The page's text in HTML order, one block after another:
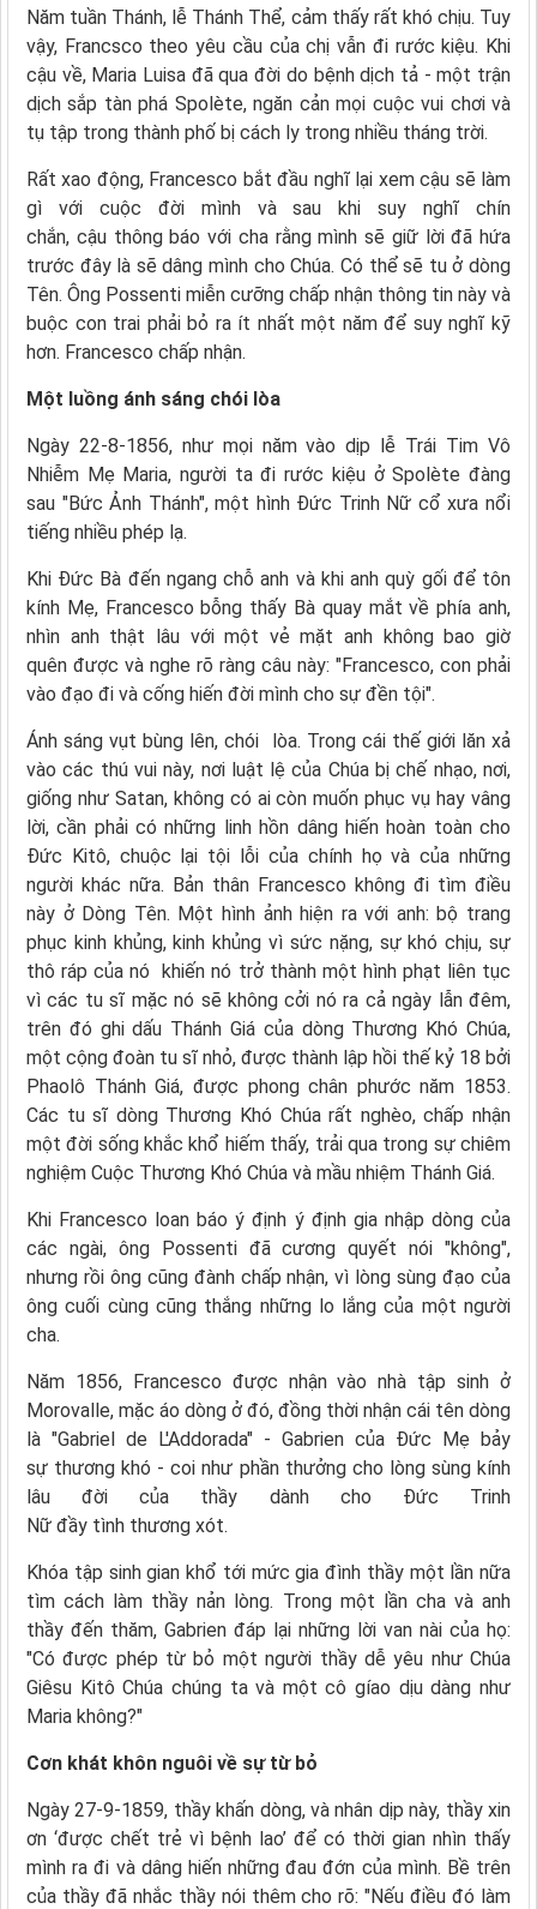
Năm tuần Thánh, lễ Thánh Thể, cảm thấy rất khó chịu. Tuy
vậy, Francsco theo yêu cầu của chị vẫn đi rước kiệu. Khi
cậu về, Maria Luisa đã qua đời do bệnh dịch tả - một trận
dịch sắp tàn phá Spolète, ngăn cản mọi cuộc vui chơi và
tụ tập trong thành phố bị cách ly trong nhiều tháng trời.
Rất xao động, Francesco bắt đầu nghĩ lại xem cậu sẽ làm
gì với cuộc đời mình và sau khi suy nghĩ chín
chắn, cậu thông báo với cha rằng mình sẽ giữ lời đã hứa
trước đây là sẽ dâng mình cho Chúa. Có thể sẽ tu ở dòng
Tên. Ông Possenti miễn cưỡng chấp nhận thông tin này và
buộc con trai phải bỏ ra ít nhất một năm để suy nghĩ kỹ
hơn. Francesco chấp nhận.
Một luồng ánh sáng chói lòa
Ngày 22-8-1856, như mọi năm vào dịp lễ Trái Tim Vô
Nhiễm Mẹ Maria, người ta đi rước kiệu ở Spolète đàng
sau "Bức Ảnh Thánh", một hình Đức Trinh Nữ cổ xưa nổi
tiếng nhiều phép lạ.
Khi Đức Bà đến ngang chỗ anh và khi anh quỳ gối để tôn
kính Mẹ, Francesco bỗng thấy Bà quay mắt về phía anh,
nhìn anh thật lâu với một vẻ mặt anh không bao giờ
quên được và nghe rõ ràng câu này: "Francesco, con phải
vào đạo đi và cống hiến đời mình cho sự đền tội".
Ánh sáng vụt bùng lên, chói lòa. Trong cái thế giới lăn xả
vào các thú vui này, nơi luật lệ của Chúa bị chế nhạo, nơi,
giống như Satan, không có ai còn muốn phục vụ hay vâng
lời, cần phải có những linh hồn dâng hiến hoàn toàn cho
Đức Kitô, chuộc lại tội lỗi của chính họ và của những
người khác nữa. Bản thân Francesco không đi tìm điều
này ở Dòng Tên. Một hình ảnh hiện ra với anh: bộ trang
phục kinh khủng, kinh khủng vì sức nặng, sự khó chịu, sự
thô ráp của nó khiến nó trở thành một hình phạt liên tục
vì các tu sĩ mặc nó sẽ không cởi nó ra cả ngày lẫn đêm,
trên đó ghi dấu Thánh Giá của dòng Thương Khó Chúa,
một cộng đoàn tu sĩ nhỏ, được thành lập hồi thế kỷ 18 bởi
Phaolô Thánh Giá, được phong chân phước năm 1853.
Các tu sĩ dòng Thương Khó Chúa rất nghèo, chấp nhận
một đời sống khắc khổ hiếm thấy, trải qua trong sự chiêm
nghiệm Cuộc Thương Khó Chúa và mầu nhiệm Thánh Giá.
Khi Francesco loan báo ý định ý định gia nhập dòng của
các ngài, ông Possenti đã cương quyết nói "không",
nhưng rồi ông cũng đành chấp nhận, vì lòng sùng đạo của
ông cuối cùng cũng thắng những lo lắng của một người
cha.
Năm 1856, Francesco được nhận vào nhà tập sinh ở
Morovalle, mặc áo dòng ở đó, đồng thời nhận cái tên dòng
là "Gabriel de L'Addorada" - Gabrien của Đức Mẹ bảy
sự thương khó - coi như phần thưởng cho lòng sùng kính
lâu đời của thầy dành cho Đức Trinh
Nữ đầy tình thương xót.
Khóa tập sinh gian khổ tới mức gia đình thầy một lần nữa
tìm cách làm thầy nản lòng. Trong một lần cha và anh
thầy đến thăm, Gabrien đáp lại những lời van nài của họ:
"Có được phép từ bỏ một người thầy dễ yêu như Chúa
Giêsu Kitô Chúa chúng ta và một cô gíao dịu dàng như
Maria không?"
Cơn khát khôn nguôi về sự từ bỏ
Ngày 27-9-1859, thầy khấn dòng, và nhân dịp này, thầy xin
ơn ‘được chết trẻ vì bệnh lao’ để có thời gian nhìn thấy
mình ra đi và dâng hiến những đau đớn của mình. Bề trên
của thầy đã nhắc thầy nói thêm cho rõ: "Nếu điều đó làm